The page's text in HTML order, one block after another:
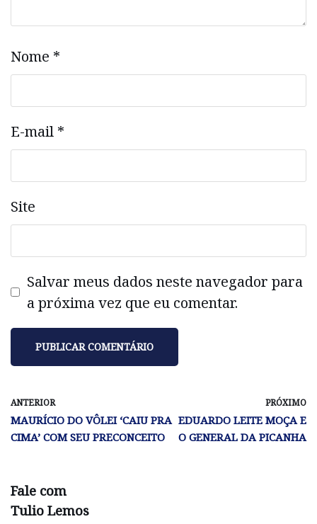
Nome *
E-mail *
Site
Salvar meus dados neste navegador para
a próxima vez que eu comentar.
ANTERIOR
MAURÍCIO DO VÔLEI ‘CAIU PRA
CIMA’ COM SEU PRECONCEITO
PRÓXIMO
EDUARDO LEITE MOÇA E
O GENERAL DA PICANHA
Fale com
Tulio Lemos